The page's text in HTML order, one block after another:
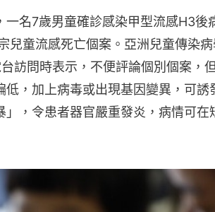
名7歲男童確診感染甲型流感H3後
兒童流感死亡個案。亞洲兒童傳染病
訪問時表示，不便評論個別個案，
，加上病毒或出現基因變異，可誘
，令患者器官嚴重發炎，病情可在